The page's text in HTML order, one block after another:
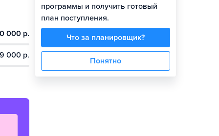
000 р.
000 р.
программы и получить готовый
план поступления.
Что за планировщик?
Понятно